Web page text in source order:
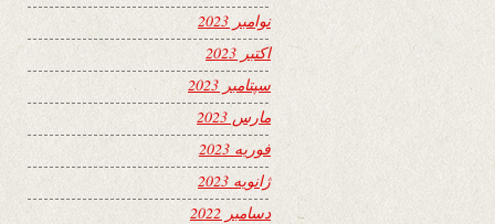
نوامبر 2023
اکتبر 2023
سپتامبر 2023
مارس 2023
فوریه 2023
ژانویه 2023
دسامبر 2022